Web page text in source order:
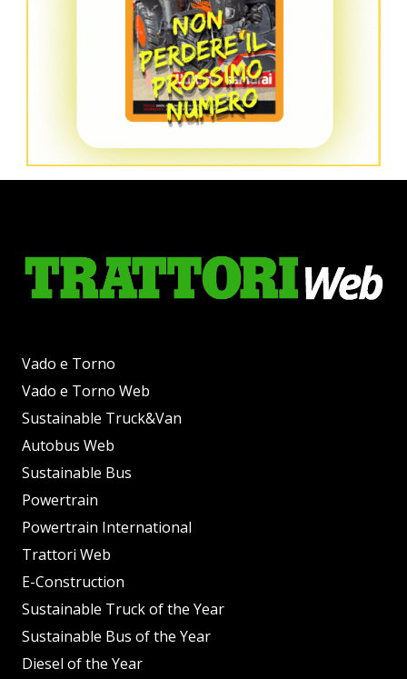
Vado e Torno
Vado e Torno Web
Sustainable Truck&Van
Autobus Web
Sustainable Bus
Powertrain
Powertrain International
Trattori Web
E-Construction
Sustainable Truck of the Year
Sustainable Bus of the Year
Diesel of the Year